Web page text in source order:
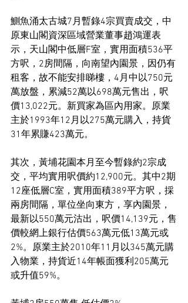
鰂魚涌太古城7月暫錄4宗買賣成交，中
原東山閣資深區域營業董事趙鴻運表
示，天山閣中低層F室，實用面積536平
方呎，2房間隔，向南望內園景，因仍有
租客，故不能安排睇樓，4月中以750元
萬放盤，累減52萬以698萬元售出，呎
價13,022元。新買家為區內用家。原業
主於1993年12月以275萬元購入，持貨
31年累賺423萬元。
其次，黃埔花園本月至今暫錄約2宗成
交，平均實用呎價約12,900元。其中2期
12座低層C室，實用面積389平方呎，採
兩房間隔，單位坐向東方，享內園景，
最新以550萬元沽出，呎價14,139元，售
價較網上銀行估價563萬元低13萬元或
2%。原業主於2010年11月以345萬元購
入物業，持貨近14年帳面獲利205萬元
或升值59%。